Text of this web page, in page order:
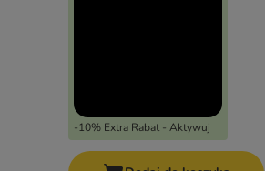
-10% Extra Rabat - Aktywuj